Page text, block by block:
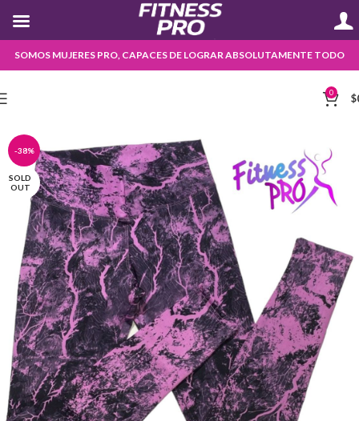
SOMOS MUJERES PRO, CAPACES DE LOGRAR ABSOLUTAMENTE TODO
0 $
-38%
SOLD
OUT